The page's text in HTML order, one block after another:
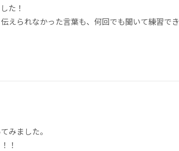
た！
えられなかった言葉も、何回でも聞いて練習でき
みました。
！